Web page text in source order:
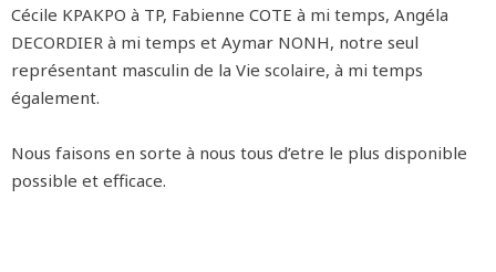
Cécile KPAKPO à TP, Fabienne COTE à mi temps, Angéla
DECORDIER à mi temps et Aymar NONH, notre seul
représentant masculin de la Vie scolaire, à mi temps
également.
Nous faisons en sorte à nous tous d’etre le plus disponible
possible et efficace.